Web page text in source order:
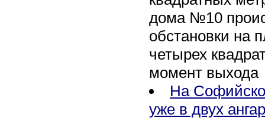
дома №10
обстановки на
четырех
момент выхода
На
уже в двух